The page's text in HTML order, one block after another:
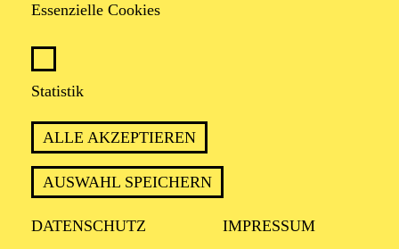
Essenzielle Cookies
Statistik
ALLE AKZEPTIEREN
AUSWAHL SPEICHERN
DATENSCHUTZ IMPRESSUM
TERMIN
Donnerstag 31. Dezember 2026